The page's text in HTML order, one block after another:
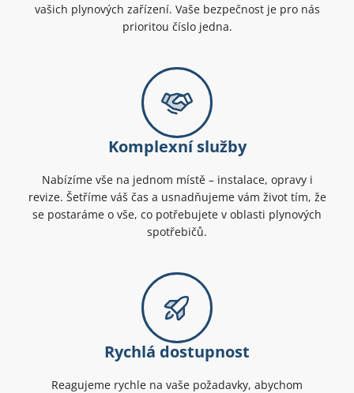
vašich plynových zařízení. Vaše bezpečnost je pro nás
prioritou číslo jedna.
Komplexní služby
Nabízíme vše na jednom místě – instalace, opravy i
revize. Šetříme váš čas a usnadňujeme vám život tím, že
se postaráme o vše, co potřebujete v oblasti plynových
spotřebičů.
Rychlá dostupnost
Reagujeme rychle na vaše požadavky, abychom